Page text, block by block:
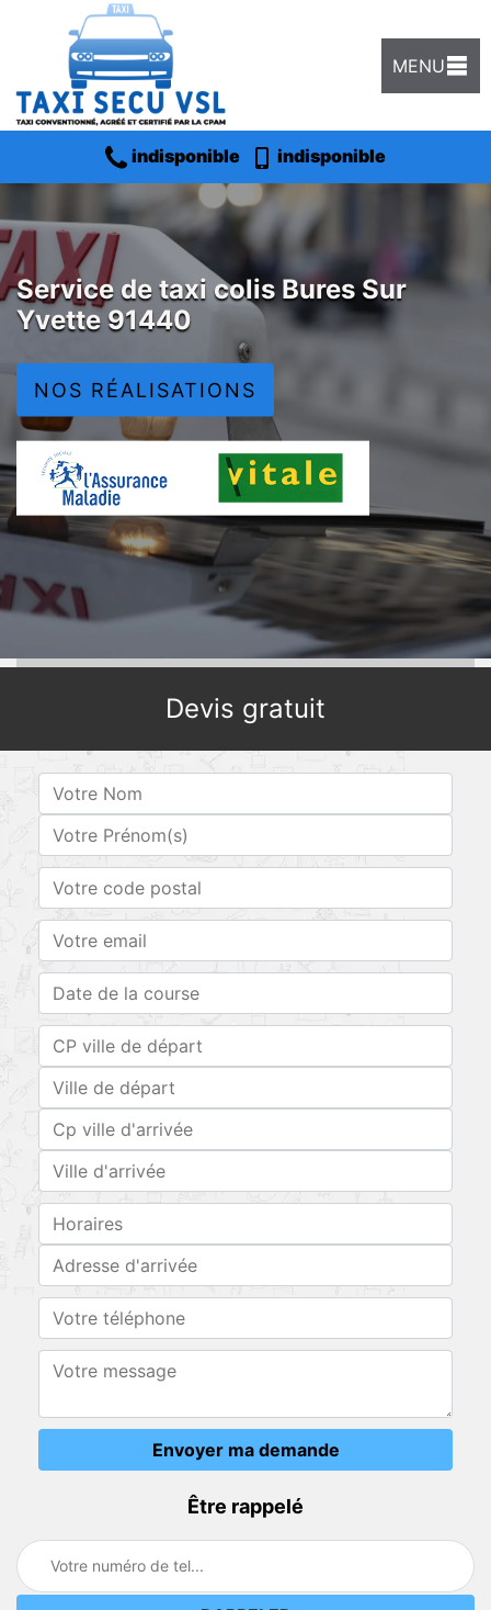
MENU
indisponible indisponible
Service de taxi colis Bures Sur
Yvette 91440
NOS RÉALISATIONS
Devis gratuit
Être rappelé